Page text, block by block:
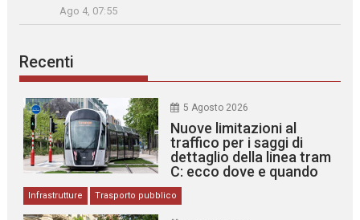
Ago 4, 07:55
Recenti
5 Agosto 2026
Nuove limitazioni al
traffico per i saggi di
dettaglio della linea tram
C: ecco dove e quando
Infrastrutture Trasporto pubblico